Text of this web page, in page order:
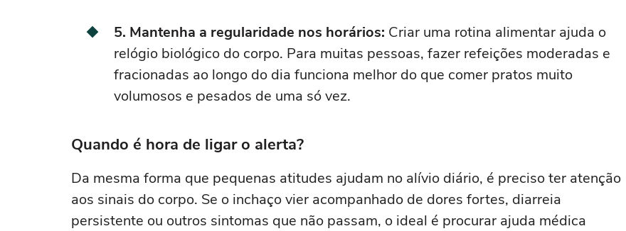
5. Mantenha a regularidade nos horários: Criar uma rotina alimentar ajuda o
relógio biológico do corpo. Para muitas pessoas, fazer refeições moderadas e
fracionadas ao longo do dia funciona melhor do que comer pratos muito
volumosos e pesados de uma só vez.
Quando é hora de ligar o alerta?
Da mesma forma que pequenas atitudes ajudam no alívio diário, é preciso ter atenção
aos sinais do corpo. Se o inchaço vier acompanhado de dores fortes, diarreia
persistente ou outros sintomas que não passam, o ideal é procurar ajuda médica